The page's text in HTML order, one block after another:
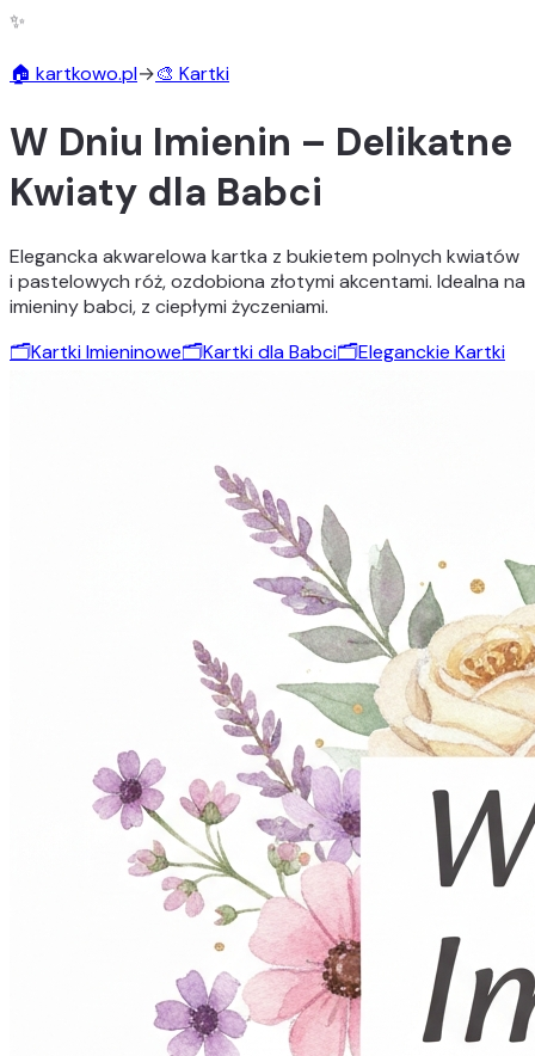
✨
🏠 kartkowo.pl→🎨 Kartki
W Dniu Imienin – Delikatne
Kwiaty dla Babci
Elegancka akwarelowa kartka z bukietem polnych kwiatów
i pastelowych róż, ozdobiona złotymi akcentami. Idealna na
imieniny babci, z ciepłymi życzeniami.
🗂️Kartki Imieninowe🗂️Kartki dla Babci🗂️Eleganckie Kartki